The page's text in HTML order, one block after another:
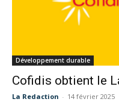
Développement durable
Cofidis obtient le
La Redaction - 14 février 2025